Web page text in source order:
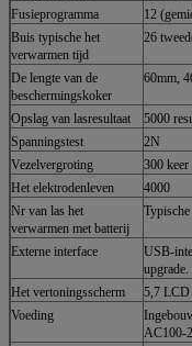
Fusieprogramma
12
Buis typische het
verwarmen tijd
26
De lengte van de
beschermingskoker
60mm,
Opslag van lasresultaat
5000
Spanningstest
2N
Vezelvergroting
300
Het elektrodenleven
4000
Nr van las het
verwarmen met batterij
Externe interface
USB-
upgrade.
Het vertoningsscherm
5,7 LCD
Voeding
AC100-